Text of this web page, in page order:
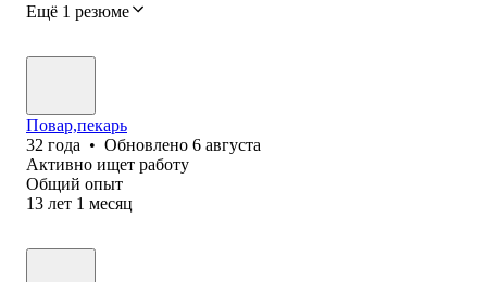
Ещё 1 резюме
Повар,пекарь
32 года • Обновлено 6 августа
Активно ищет работу
Общий опыт
13 лет 1 месяц